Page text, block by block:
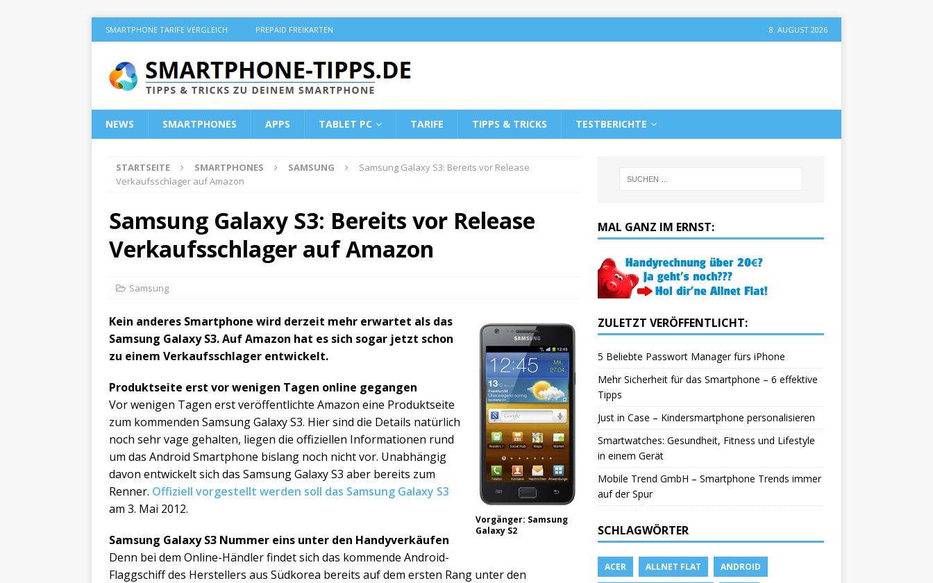
SMARTPHONE TARIFE VERGLEICH PREPAID FREIKARTEN 8. AUGUST 2026
NEWS SMARTPHONES APPS TABLET PC TARIFE TIPPS & TRICKS TESTBERICHTE
STARTSEITE SMARTPHONES SAMSUNG
Samsung Galaxy S3: Bereits vor Release
Verkaufsschlager auf Amazon
Samsung Galaxy S3: Bereits vor Release
Verkaufsschlager auf Amazon
Samsung
Vorgänger: Samsung
Galaxy S2
Kein anderes Smartphone wird derzeit mehr erwartet als das
Samsung Galaxy S3. Auf Amazon hat es sich sogar jetzt schon
zu einem Verkaufsschlager entwickelt.
Produktseite erst vor wenigen Tagen online gegangen
Vor wenigen Tagen erst veröffentlichte Amazon eine Produktseite
zum kommenden Samsung Galaxy S3. Hier sind die Details natürlich
noch sehr vage gehalten, liegen die offiziellen Informationen rund
um das Android Smartphone bislang noch nicht vor. Unabhängig
davon entwickelt sich das Samsung Galaxy S3 aber bereits zum
Renner. Offiziell vorgestellt werden soll das Samsung Galaxy S3
am 3. Mai 2012.
Samsung Galaxy S3 Nummer eins unter den Handyverkäufen
Denn bei dem Online-Händler findet sich das kommende Android-
Flaggschiff des Herstellers aus Südkorea bereits auf dem ersten Rang unter den
MAL GANZ IM ERNST:
ZULETZT VERÖFFENTLICHT:
5 Beliebte Passwort Manager fürs iPhone
Mehr Sicherheit für das Smartphone – 6 effektive
Tipps
Just in Case – Kindersmartphone personalisieren
Smartwatches: Gesundheit, Fitness und Lifestyle
in einem Gerät
Mobile Trend GmbH – Smartphone Trends immer
auf der Spur
SCHLAGWÖRTER
ACER ALLNET FLAT ANDROID